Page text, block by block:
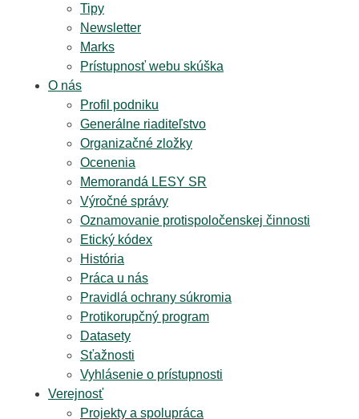
Tipy
Newsletter
Marks
Prístupnosť webu skúška
O nás
Profil podniku
Generálne riaditeľstvo
Organizačné zložky
Ocenenia
Memorandá LESY SR
Výročné správy
Oznamovanie protispoločenskej činnosti
Etický kódex
História
Práca u nás
Pravidlá ochrany súkromia
Protikorupčný program
Datasety
Sťažnosti
Vyhlásenie o prístupnosti
Verejnosť
Projekty a spolupráca